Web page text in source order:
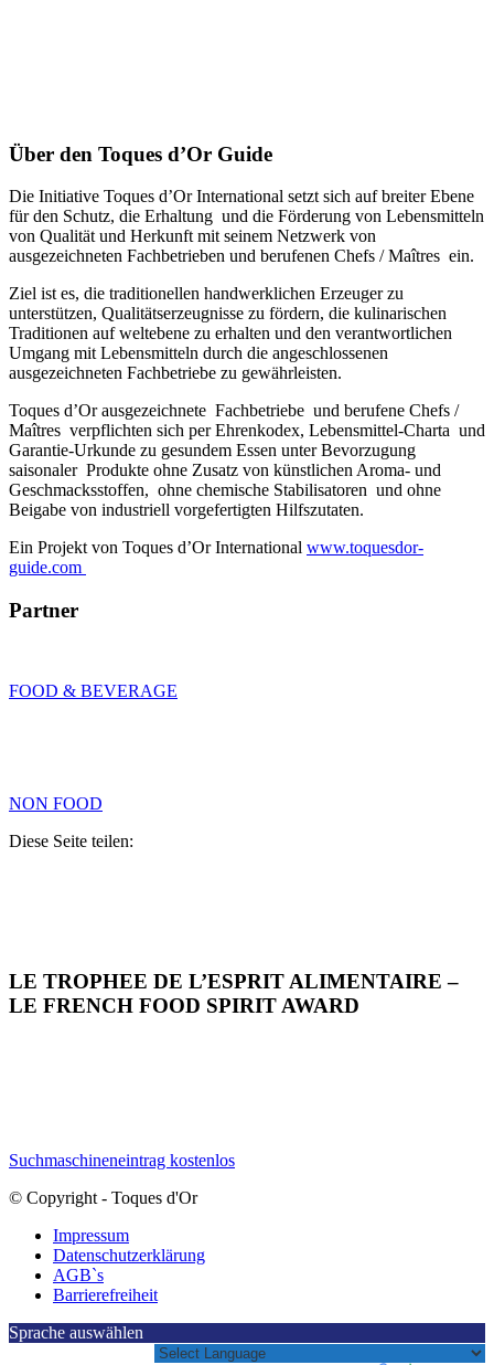
Über den Toques d’Or Guide
Die Initiative Toques d’Or International setzt sich auf breiter Ebene
für den Schutz, die Erhaltung und die Förderung von Lebensmitteln
von Qualität und Herkunft mit seinem Netzwerk von
ausgezeichneten Fachbetrieben und berufenen Chefs / Maîtres ein.
Ziel ist es, die traditionellen handwerklichen Erzeuger zu
unterstützen, Qualitätserzeugnisse zu fördern, die kulinarischen
Traditionen auf weltebene zu erhalten und den verantwortlichen
Umgang mit Lebensmitteln durch die angeschlossenen
ausgezeichneten Fachbetriebe zu gewährleisten.
Toques d’Or ausgezeichnete Fachbetriebe und berufene Chefs /
Maîtres verpflichten sich per Ehrenkodex, Lebensmittel-Charta und
Garantie-Urkunde zu gesundem Essen unter Bevorzugung
saisonaler Produkte ohne Zusatz von künstlichen Aroma- und
Geschmacksstoffen, ohne chemische Stabilisatoren und ohne
Beigabe von industriell vorgefertigten Hilfszutaten.
Ein Projekt von Toques d’Or International www.toquesdor-
guide.com
Partner
FOOD & BEVERAGE
NON FOOD
Diese Seite teilen:
LE TROPHEE DE L’ESPRIT ALIMENTAIRE –
LE FRENCH FOOD SPIRIT AWARD
Suchmaschineneintrag kostenlos
© Copyright - Toques d'Or
Impressum
Datenschutzerklärung
AGB`s
Barrierefreiheit
Sprache auswählen